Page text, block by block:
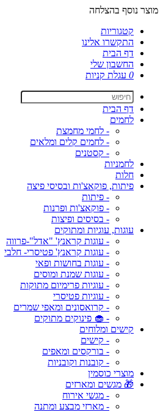
מוצר נוסף בהצלחה
קטגוריות
התקשרו אלינו
דף הבית
החשבון שלי
0 עגלת קניות
דף הבית
לחמים
- לחמי מחמצת
- לחמים קלים ומלאים
- קסטנים
לחמניות
חלות
פיתות, פוקאצ'ות ובסיסי פיצה
- פיתות
- פוקאצ'ות ופרנות
- בסיסים ופיצות
עוגות, עוגיות ומתוקים
- עוגות קראנץ' "אדל"-פרווה
- עוגות קראנץ' פטיסרי- חלבי
- עוגות בחושות ופאי
- עוגות שמנת ומוסים
- עוגיות פרימיום מתוקות
- עוגיות פטיסרי
- קרואסונים ומאפי שמרים
- 🧁 פינוקים מתוקים
קישים ומלוחים
- קישים
- בורקסים ומאפים
- קובנות וקובניות
מוצרי כוסמין
🎁 מגשים ומארזים
- מגשי אירוח
- מארזי מבצע ומתנה